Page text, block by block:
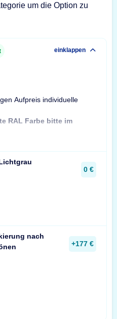
um die Option zu
einklappen
Aufpreis individuelle
RAL Farbe bitte im
0 €
nach
+177 €